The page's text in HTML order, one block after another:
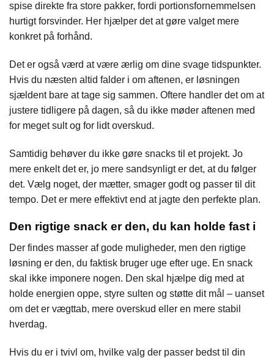
spise direkte fra store pakker, fordi portionsfornemmelsen
hurtigt forsvinder. Her hjælper det at gøre valget mere
konkret på forhånd.
Det er også værd at være ærlig om dine svage tidspunkter.
Hvis du næsten altid falder i om aftenen, er løsningen
sjældent bare at tage sig sammen. Oftere handler det om at
justere tidligere på dagen, så du ikke møder aftenen med
for meget sult og for lidt overskud.
Samtidig behøver du ikke gøre snacks til et projekt. Jo
mere enkelt det er, jo mere sandsynligt er det, at du følger
det. Vælg noget, der mætter, smager godt og passer til dit
tempo. Det er mere effektivt end at jagte den perfekte plan.
Den rigtige snack er den, du kan holde fast i
Der findes masser af gode muligheder, men den rigtige
løsning er den, du faktisk bruger uge efter uge. En snack
skal ikke imponere nogen. Den skal hjælpe dig med at
holde energien oppe, styre sulten og støtte dit mål – uanset
om det er vægttab, mere overskud eller en mere stabil
hverdag.
Hvis du er i tvivl om, hvilke valg der passer bedst til din